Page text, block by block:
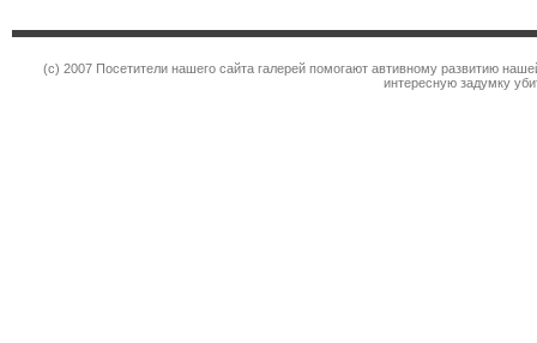
(c) 2007 Посетители нашего сайта галерей помогают автивному развитию
интересную задумку